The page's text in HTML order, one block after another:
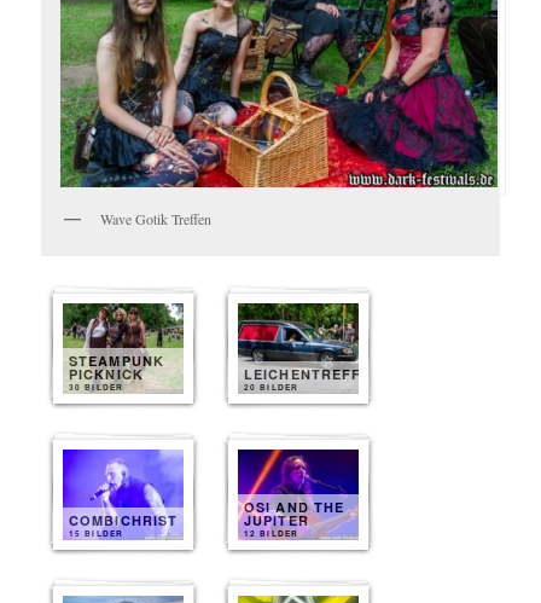
Wave Gotik Treffen
STEAMPUNK
PICKNICK
30 BILDER
LEICHENTREFF
20 BILDER
COMBICHRIST
15 BILDER
OSI AND THE
JUPITER
12 BILDER